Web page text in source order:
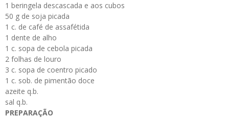
1 beringela descascada e aos cubos
50 g de soja picada
1 c. de café de assafétida
1 dente de alho
1 c. sopa de cebola picada
2 folhas de louro
3 c. sopa de coentro picado
1 c. sob. de pimentão doce
azeite q.b.
sal q.b.
PREPARAÇÃO